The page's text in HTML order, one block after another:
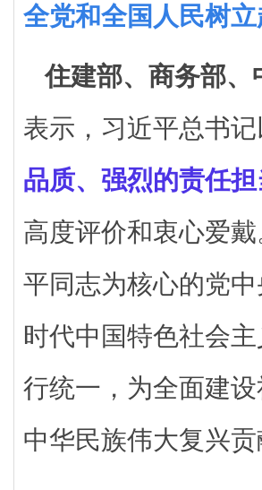
全党和全国人民树
住建部、商务部
表示，习近平总书记
品质、强烈的责任担
高度评价和衷心爱
平同志为核心的党
时代中国特色社会
行统一，为全面建
中华民族伟大复兴贡